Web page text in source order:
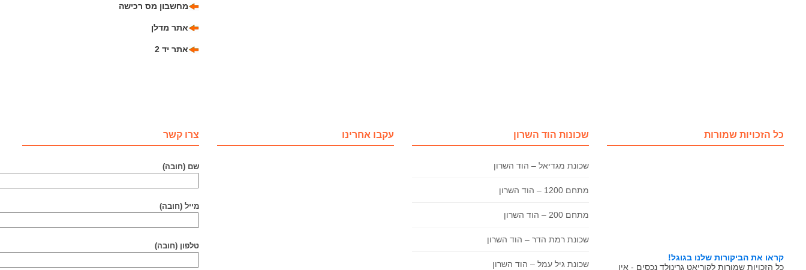
מחשבון מס רכישה
אתר מדלן
אתר יד 2
כל הזכויות שמורות
קראו את הביקורות שלנו בגוגל!
כל הזכויות שמורות לקוריאט גרינולד נכסים - אין
שכונות הוד השרון
שכונת מגדיאל – הוד השרון
מתחם 1200 – הוד השרון
מתחם 200 – הוד השרון
שכונת רמת הדר – הוד השרון
שכונת גיל עמל – הוד השרון
עקבו אחרינו צרו קשר
שם (חובה)
מייל (חובה)
טלפון (חובה)